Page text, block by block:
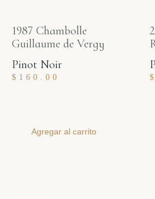
1987 Chambolle
Guillaume de Vergy
Pinot Noir
$ 160.00
Agregar al carrito
$